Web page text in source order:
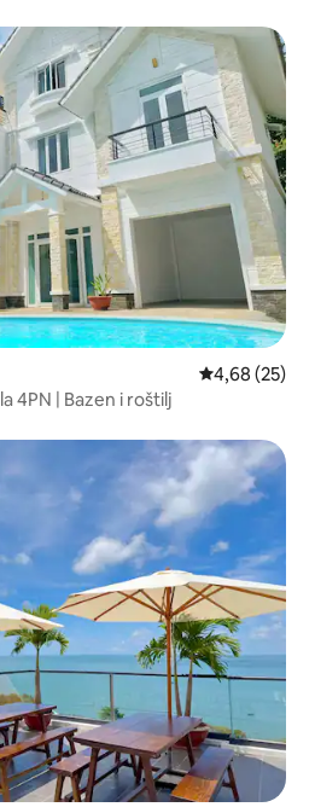
Prosječna
4,68 (25)
4PN | Bazen i roštilj